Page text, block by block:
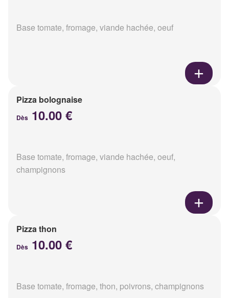
Base tomate, fromage, viande hachée, oeuf
Pizza bolognaise
Dès 10.00 €
Base tomate, fromage, viande hachée, oeuf,
champignons
Pizza thon
Dès 10.00 €
Base tomate, fromage, thon, poivrons, champignons